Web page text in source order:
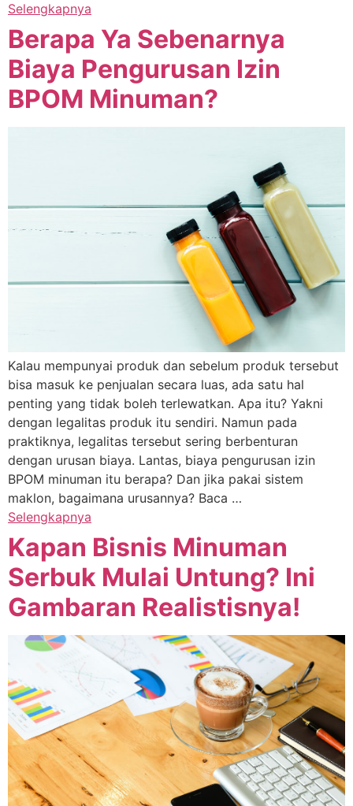
Selengkapnya
Berapa Ya Sebenarnya
Biaya Pengurusan Izin
BPOM Minuman?
Kalau mempunyai produk dan sebelum produk tersebut
bisa masuk ke penjualan secara luas, ada satu hal
penting yang tidak boleh terlewatkan. Apa itu? Yakni
dengan legalitas produk itu sendiri. Namun pada
praktiknya, legalitas tersebut sering berbenturan
dengan urusan biaya. Lantas, biaya pengurusan izin
BPOM minuman itu berapa? Dan jika pakai sistem
maklon, bagaimana urusannya? Baca …
Selengkapnya
Kapan Bisnis Minuman
Serbuk Mulai Untung? Ini
Gambaran Realistisnya!